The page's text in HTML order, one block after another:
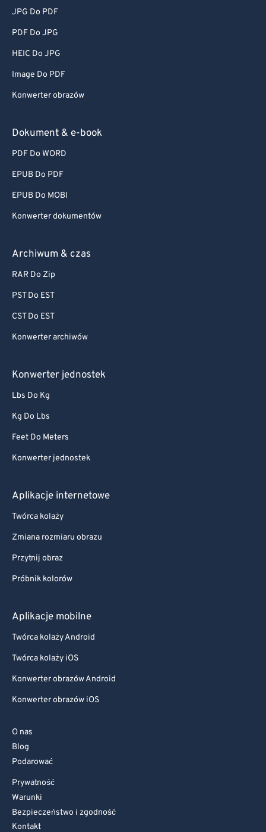
JPG Do PDF
PDF Do JPG
HEIC Do JPG
Image Do PDF
Konwerter obrazów
Dokument & e-book
PDF Do WORD
EPUB Do PDF
EPUB Do MOBI
Konwerter dokumentów
Archiwum & czas
RAR Do Zip
PST Do EST
CST Do EST
Konwerter archiwów
Konwerter jednostek
Lbs Do Kg
Kg Do Lbs
Feet Do Meters
Konwerter jednostek
Aplikacje internetowe
Twórca kolaży
Zmiana rozmiaru obrazu
Przytnij obraz
Próbnik kolorów
Aplikacje mobilne
Twórca kolaży Android
Twórca kolaży iOS
Konwerter obrazów Android
Konwerter obrazów iOS
O nas
Blog
Podarować
Prywatność
Warunki
Bezpieczeństwo i zgodność
Kontakt